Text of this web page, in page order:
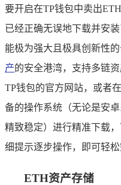
要开启在TP钱包中卖出
已经正确无误地下载并安
能极为强大且极具创新性
产的安全港湾，支持多链
TP钱包的官方网站，或者
备的操作系统（无论是安
精致稳定）进行精准下载
细提示逐步操作，即可轻松
ETH资产存储